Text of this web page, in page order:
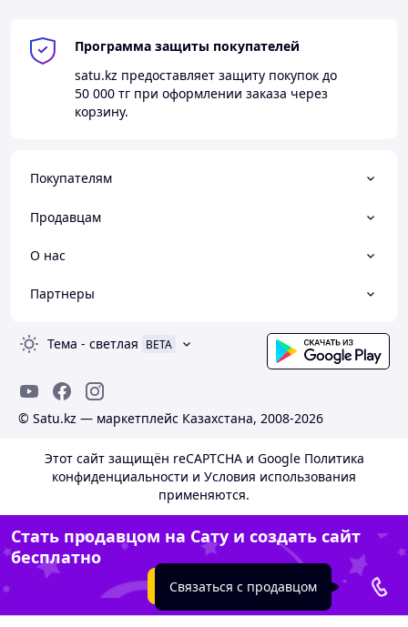
Программа защиты покупателей
satu.kz предоставляет защиту покупок до
50 000 тг при оформлении заказа через
корзину.
Покупателям
Продавцам
О нас
Партнеры
Тема - светлая BETA
© Satu.kz — маркетплейс Казахстана, 2008-2026
Этот сайт защищён reCAPTCHA и Google Политика
конфиденциальности и Условия использования
применяются.
Стать продавцом на Сату и создать сайт
бесплатно
Создать сайт
Связаться с продавцом